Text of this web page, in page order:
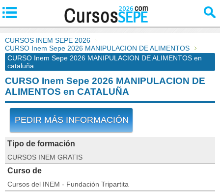
CURSOS INEM SEPE 2026
CURSO Inem Sepe 2026 MANIPULACION DE ALIMENTOS
CURSO Inem Sepe 2026 MANIPULACION DE ALIMENTOS en
cataluña
CURSO Inem Sepe 2026 MANIPULACION DE
ALIMENTOS en CATALUÑA
PEDIR MÁS INFORMACIÓN
Tipo de formación
CURSOS INEM GRATIS
Curso de
Cursos del INEM - Fundación Tripartita